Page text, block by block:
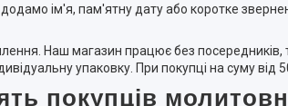
ім'я, пам'ятну дату або коротке
Наш магазин працює без посередників,
упаковку. При покупці на суму
покупців